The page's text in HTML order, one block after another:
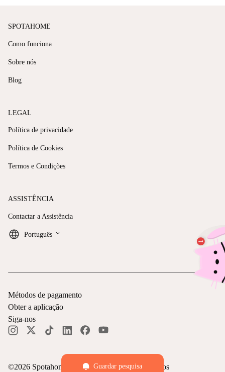
Guardar pesquisa
SPOTAHOME
Como funciona
Sobre nós
Blog
LEGAL
Política de privacidade
Política de Cookies
Termos e Condições
ASSISTÊNCIA
Contactar a Assistência
Português keyboard_arrow_down
©2026 Spotahome — Todos os direitos reservados
Métodos de pagamento
Obter a aplicação
Siga-nos